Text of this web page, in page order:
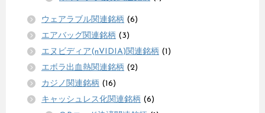
ウェアラブル関連銘柄 (6)
エアバッグ関連銘柄 (3)
エヌビディア(nVIDIA)関連銘柄 (1)
エボラ出血熱関連銘柄 (2)
カジノ関連銘柄 (16)
キャッシュレス化関連銘柄 (6)